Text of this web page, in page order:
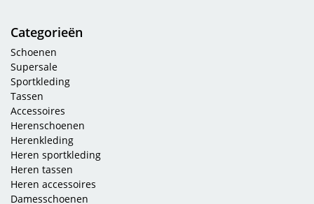
Categorieën
Schoenen
Supersale
Sportkleding
Tassen
Accessoires
Herenschoenen
Herenkleding
Heren sportkleding
Heren tassen
Heren accessoires
Damesschoenen